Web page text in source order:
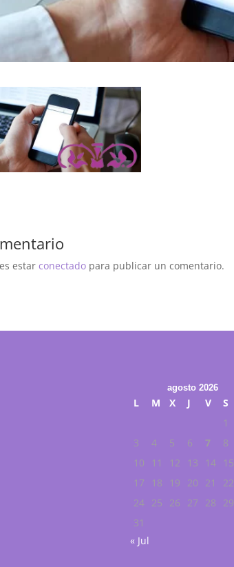
estarconectado para publicar un comentario.
agosto 2026
L M X J V S
1
3
4 5 6 7 8
10
11 12 13 14 15
17
18 19 20 21 22
24 25 26 27 28 29
31
« Jul